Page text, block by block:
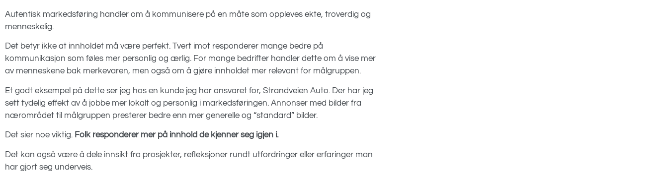
Autentisk markedsføring handler om å kommunisere på en måte som oppleves ekte, troverdig og
menneskelig.
Det betyr ikke at innholdet må være perfekt. Tvert imot responderer mange bedre på
kommunikasjon som føles mer personlig og ærlig. For mange bedrifter handler dette om å vise mer
av menneskene bak merkevaren, men også om å gjøre innholdet mer relevant for målgruppen.
Et godt eksempel på dette ser jeg hos en kunde jeg har ansvaret for, Strandveien Auto. Der har jeg
sett tydelig effekt av å jobbe mer lokalt og personlig i markedsføringen. Annonser med bilder fra
nærområdet til målgruppen presterer bedre enn mer generelle og “standard” bilder.
Det sier noe viktig. Folk responderer mer på innhold de kjenner seg igjen i.
Det kan også være å dele innsikt fra prosjekter, refleksjoner rundt utfordringer eller erfaringer man
har gjort seg underveis.